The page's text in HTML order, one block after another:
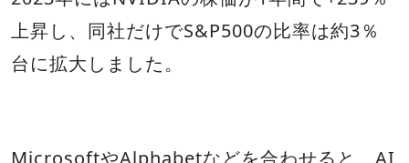
上昇し、同社だけでS&P500の比率は約3％
台に拡大しました。
MicrosoftやAlphabetなどを合わせると、AI